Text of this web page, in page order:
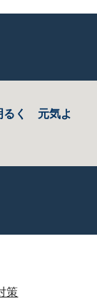
るく 元気よ
策